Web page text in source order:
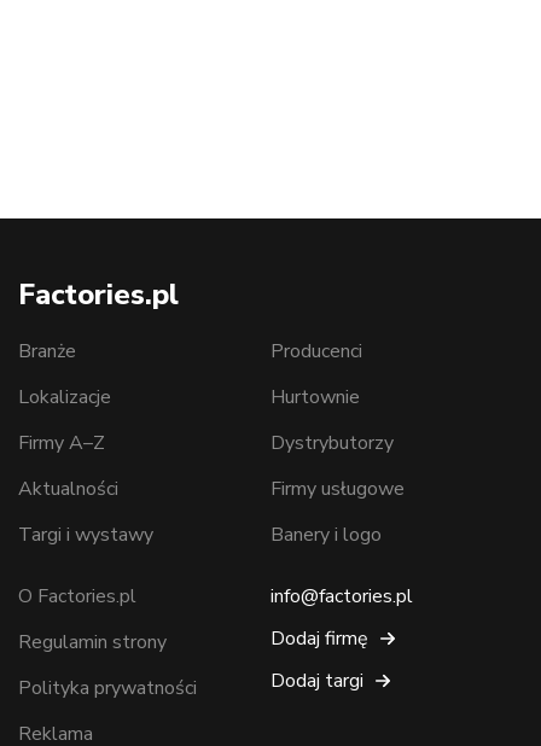
Factories.pl
Branże
Lokalizacje
Firmy A–Z
Aktualności
Targi i wystawy
Producenci
Hurtownie
Dystrybutorzy
Firmy usługowe
Banery i logo
O Factories.pl
Regulamin strony
Polityka prywatności
Reklama
info@factories.pl
Dodaj firmę
Dodaj targi